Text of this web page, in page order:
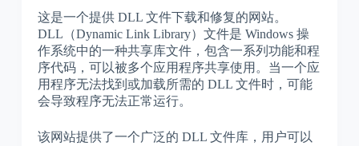
这是一个提供 DLL 文件下载和修复的网站。
DLL（Dynamic Link Library）文件是 Windows 操
作系统中的一种共享库文件，包含一系列功能和程
序代码，可以被多个应用程序共享使用。当一个应
用程序无法找到或加载所需的 DLL 文件时，可能
会导致程序无法正常运行。
该网站提供了一个广泛的 DLL 文件库，用户可以